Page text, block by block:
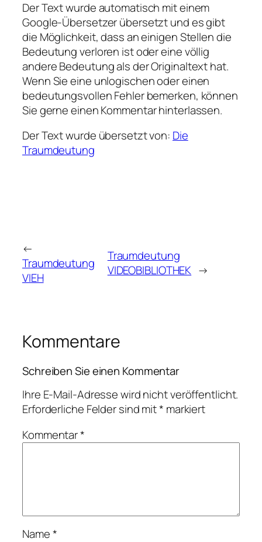
Der Text wurde automatisch mit einem
Google-Übersetzer übersetzt und es gibt
die Möglichkeit, dass an einigen Stellen die
Bedeutung verloren ist oder eine völlig
andere Bedeutung als der Originaltext hat.
Wenn Sie eine unlogischen oder einen
bedeutungsvollen Fehler bemerken, können
Sie gerne einen Kommentar hinterlassen.
Der Text wurde übersetzt von: Die
Traumdeutung
←
Traumdeutung
VIEH
Traumdeutung
VIDEOBIBLIOTHEK →
Kommentare
Schreiben Sie einen Kommentar
Ihre E-Mail-Adresse wird nicht veröffentlicht.
Erforderliche Felder sind mit* markiert
Kommentar*
Name*